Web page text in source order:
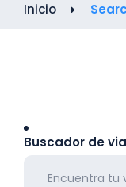
Inicio
Buscador de